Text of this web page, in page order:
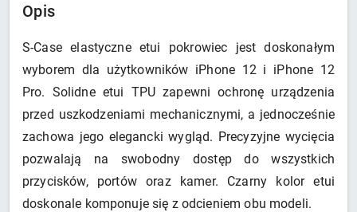
Opis
S-Case elastyczne etui pokrowiec jest doskonałym
wyborem dla użytkowników iPhone 12 i iPhone 12
Pro. Solidne etui TPU zapewni ochronę urządzenia
przed uszkodzeniami mechanicznymi, a jednocześnie
zachowa jego elegancki wygląd. Precyzyjne wycięcia
pozwalają na swobodny dostęp do wszystkich
przycisków, portów oraz kamer. Czarny kolor etui
doskonale komponuje się z odcieniem obu modeli.